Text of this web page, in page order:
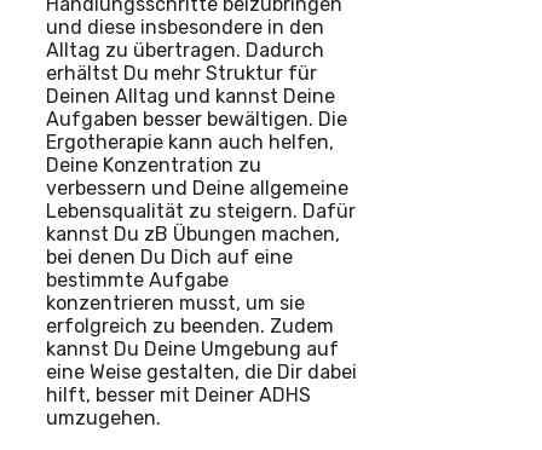
und diese insbesondere in den
Alltag zu übertragen. Dadurch
erhältst Du mehr Struktur für
Deinen Alltag und kannst Deine
Aufgaben besser bewältigen. Die
Ergotherapie kann auch helfen,
Deine Konzentration zu
verbessern und Deine allgemeine
Lebensqualität zu steigern. Dafür
kannst Du zB Übungen machen,
bei denen Du Dich auf eine
bestimmte Aufgabe
konzentrieren musst, um sie
erfolgreich zu beenden. Zudem
kannst Du Deine Umgebung auf
eine Weise gestalten, die Dir dabei
hilft, besser mit Deiner ADHS
umzugehen.